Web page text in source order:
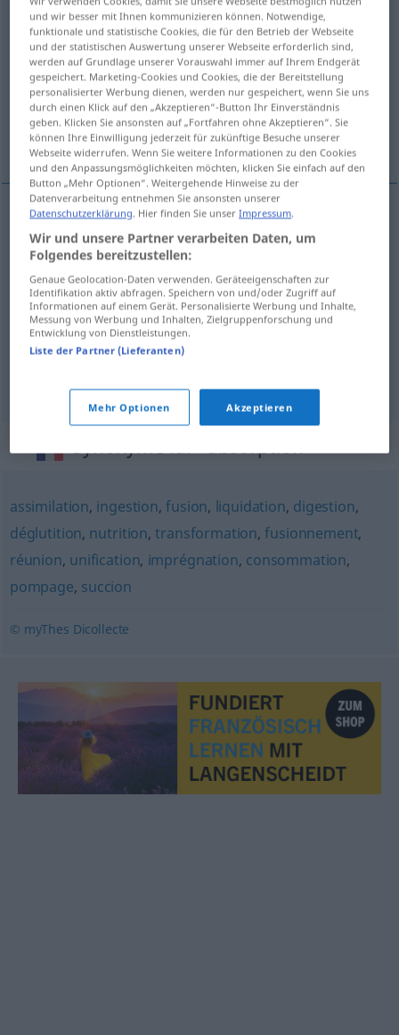
Übersicht aller Übersetzungen
(Für mehr Details die Übersetzung anklicken/antippen)
Aufnahme, Aufsaugung, Absorption
Einnahme
Aufnahme f absorption
Aufsaugungf absorption
Absorptionf absorption
Synonyme für "absorption"
assimilation, ingestion,fusion, liquidation, digestion,
déglutition, nutrition,transformation,fusionnement,
réunion, unification, imprégnation, consommation,
pompage, succion
© myThes Dicollecte
und wir besser mit Ihnen kommunizieren können. Notwendige,
funktionale und statistische Cookies, die für den Betrieb der Webseite
und der statistischen Auswertung unserer Webseite erforderlich sind,
werden auf Grundlage unserer Vorauswahl immer auf Ihrem Endgerät
gespeichert. Marketing-Cookies und Cookies, die der Bereitstellung
personalisierter Werbung dienen, werden nur gespeichert, wenn Sie uns
durch einen Klick auf den „Akzeptieren“-Button Ihr Einverständnis
geben. Klicken Sie ansonsten auf „Fortfahren ohne Akzeptieren“. Sie
können Ihre Einwilligung jederzeit für zukünftige Besuche unserer
Webseite widerrufen. Wenn Sie weitere Informationen zu den Cookies
und den Anpassungsmöglichkeiten möchten, klicken Sie einfach auf den
Button „Mehr Optionen“. Weitergehende Hinweise zu der
Datenverarbeitung entnehmen Sie ansonsten unserer
Datenschutzerklärung. Hier finden Sie unserImpressum.
Wir und unsere Partner verarbeiten Daten, um
Folgendes bereitzustellen:
Genaue Geolocation-Daten verwenden. Geräteeigenschaften zur
Identifikation aktiv abfragen. Speichern von und/oder Zugriff auf
Informationen auf einem Gerät. Personalisierte Werbung und Inhalte,
Messung von Werbung und Inhalten, Zielgruppenforschung und
Entwicklung von Dienstleistungen.
Liste der Partner (Lieferanten)
Mehr Optionen Akzeptieren